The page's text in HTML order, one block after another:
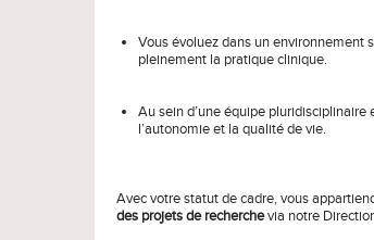
Vous évoluez dans un environnement
pleinement la pratique clinique.
Au sein d’une équipe
l’autonomie et la qualité de vie.
Avec votre statut de cadre, vous
des projets de recherchevia notre